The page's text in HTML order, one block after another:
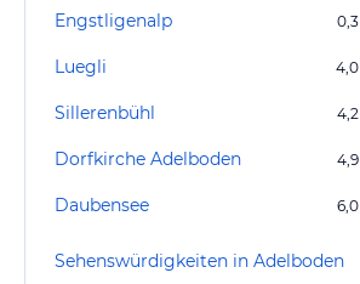
Engstligenalp 0,3
Luegli 4,0
Sillerenbühl 4,2
Dorfkirche Adelboden 4,9
Daubensee 6,0
Sehenswürdigkeiten in Adelboden